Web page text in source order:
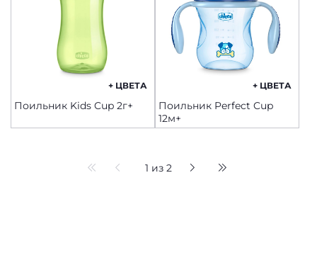
+ ЦВЕТА
Поильник Kids Cup 2г+
+ ЦВЕТА
Поильник Perfect Cup
12м+
1 из 2